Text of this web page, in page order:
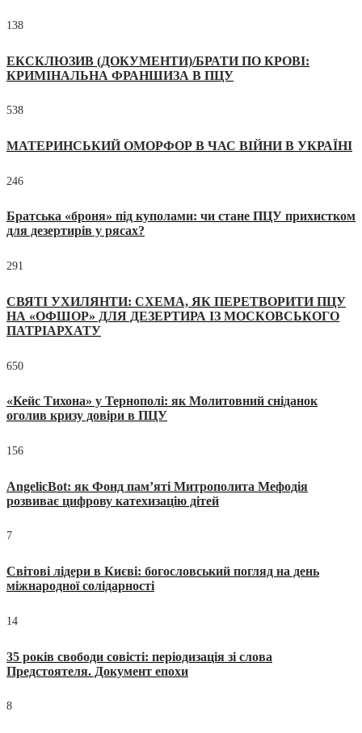
138
ЕКСКЛЮЗИВ (ДОКУМЕНТИ)/БРАТИ ПО КРОВІ:
КРИМІНАЛЬНА ФРАНШИЗА В ПЦУ
538
МАТЕРИНСЬКИЙ ОМОРФОР В ЧАС ВІЙНИ В УКРАЇНІ
246
Братська «броня» під куполами: чи стане ПЦУ прихистком
для дезертирів у рясах?
291
СВЯТІ УХИЛЯНТИ: СХЕМА, ЯК ПЕРЕТВОРИТИ ПЦУ
НА «ОФШОР» ДЛЯ ДЕЗЕРТИРА ІЗ МОСКОВСЬКОГО
ПАТРІАРХАТУ
650
«Кейс Тихона» у Тернополі: як Молитовний сніданок
оголив кризу довіри в ПЦУ
156
AngelicBot: як Фонд пам’яті Митрополита Мефодія
розвиває цифрову катехизацію дітей
7
Світові лідери в Києві: богословський погляд на день
міжнародної солідарності
14
35 років свободи совісті: періодизація зі слова
Предстоятеля. Документ епохи
8